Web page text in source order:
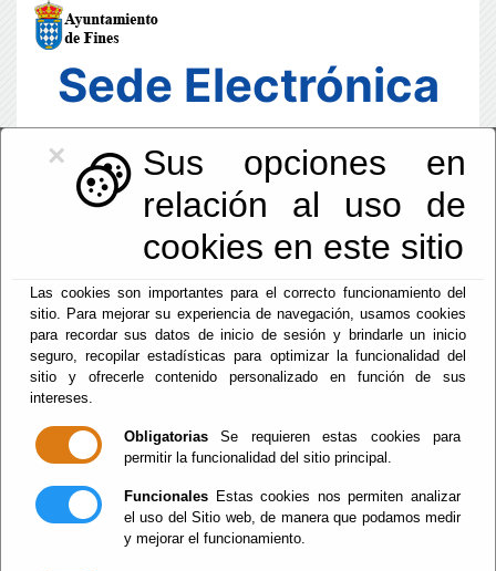
×
Sus opciones en
relación al uso de
cookies en este sitio
Las cookies son importantes para el correcto funcionamiento del
sitio. Para mejorar su experiencia de navegación, usamos cookies
para recordar sus datos de inicio de sesión y brindarle un inicio
seguro, recopilar estadísticas para optimizar la funcionalidad del
sitio y ofrecerle contenido personalizado en función de sus
intereses.
Obligatorias Se requieren estas cookies para
permitir la funcionalidad del sitio principal.
Funcionales Estas cookies nos permiten analizar
el uso del Sitio web, de manera que podamos medir
y mejorar el funcionamiento.
Sede Electrónica
07:15:08
Sab, 8 Agosto 2026
- Sede Electrónica Oficinas de Atención